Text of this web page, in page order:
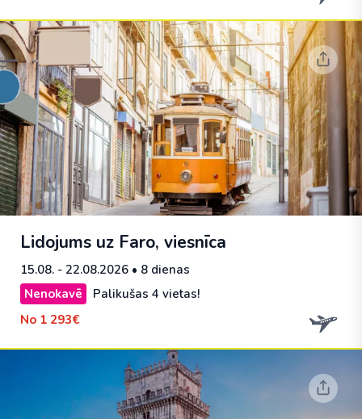
Lidojums uz Faro, viesnīca
15.08. - 22.08.2026 • 8 dienas
Nenokavē
Palikušas 4 vietas!
No 1 293€